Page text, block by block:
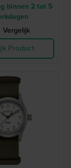
binnen 2 tot 5
Vergelijk
Product